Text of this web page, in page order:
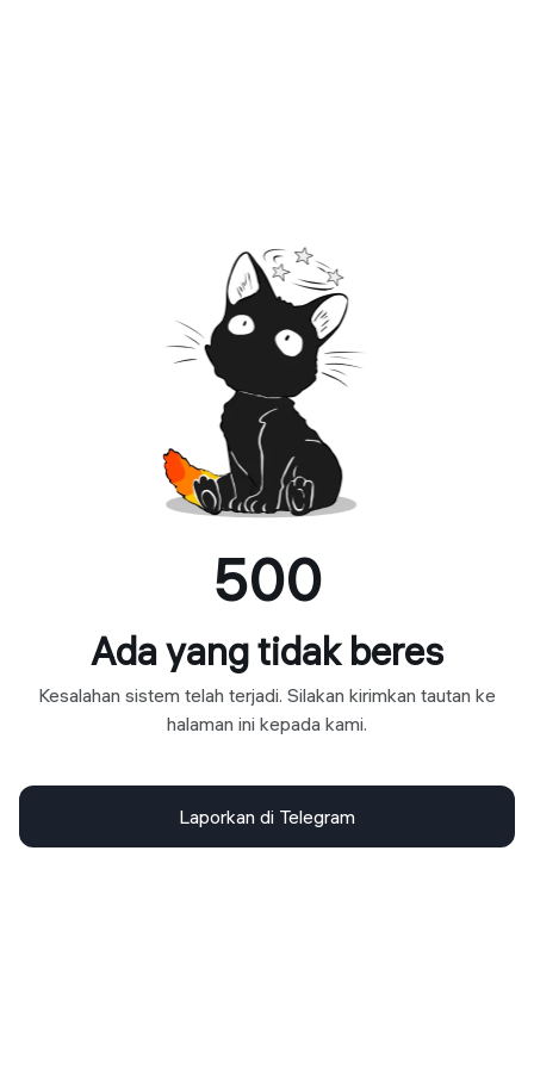
500
Ada yang tidak beres
Kesalahan sistem telah terjadi. Silakan kirimkan tautan ke
halaman ini kepada kami.
Laporkan di Telegram